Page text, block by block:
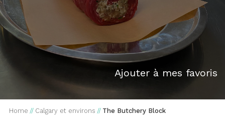
Ajouter à mes favoris
Home // Calgary et environs // The Butchery Block